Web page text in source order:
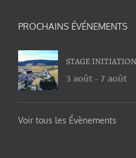
PROCHAINS ÉVÉNEMENTS
STAGE
3 août - 7 août
Voir tous les Évènements